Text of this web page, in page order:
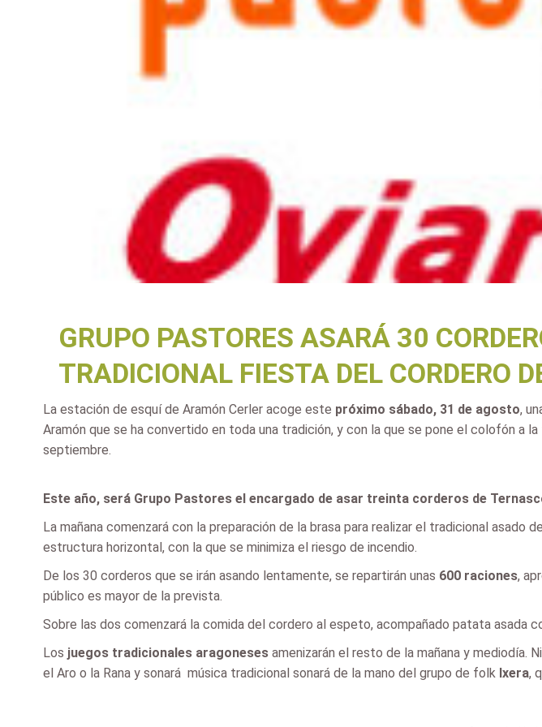
GRUPO PASTORES ASARÁ 30
TRADICIONAL FIESTA DEL CORDERO
La estación de esquí de Aramón Cerler acoge este próximo sábado, 31 de agosto,
Aramón que se ha convertido en toda una tradición, y con la que se pone el colofón a
septiembre.
Este año, será Grupo Pastores el encargado de asar treinta corderos de
La mañana comenzará con la preparación de la brasa para realizar el tradicional
estructura horizontal, con la que se minimiza el riesgo de incendio.
De los 30 corderos que se irán asando lentamente, se repartirán unas 600 raciones,
público es mayor de la prevista.
Sobre las dos comenzará la comida del cordero al espeto, acompañado patata asada
Los juegos tradicionales aragonesesamenizarán el resto de la mañana y mediodía.
el Aro o la Rana y sonará música tradicional sonará de la mano del grupo de folk Ixera,